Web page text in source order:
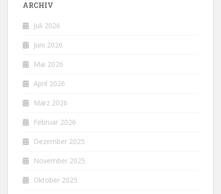
ARCHIV
Juli 2026
Juni 2026
Mai 2026
April 2026
März 2026
Februar 2026
Dezember 2025
November 2025
Oktober 2025